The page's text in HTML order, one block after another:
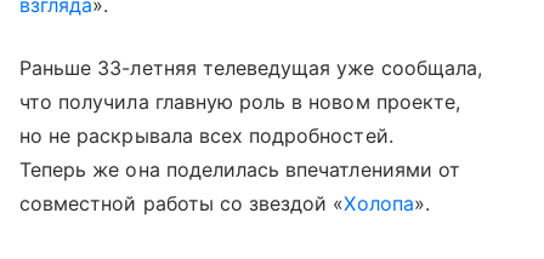
Раньше 33-летняя телеведущая уже сообщала,
что получила главную роль в новом проекте,
но не раскрывала всех подробностей.
Теперь же она поделилась впечатлениями от
совместной работы со звездой «Холопа».